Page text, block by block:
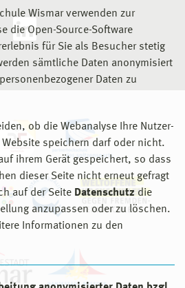
Wismar verwenden zur
die Open-Source-Software
für Sie als Besucher stetig
sämtliche Daten anonymisiert
Daten zu
ob die Webanalyse Ihre Nutzer-
speichern darf oder nicht.
ihrem Gerät gespeichert, so dass
dieser Seite nicht erneut gefragt
auf der Seite Datenschutz die
anzupassen oder zu löschen.
Informationen zu den